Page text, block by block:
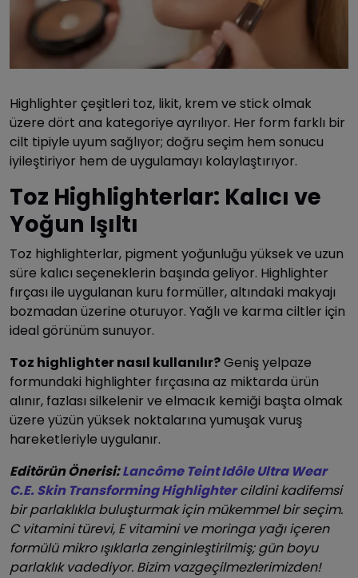
Highlighter çeşitleri toz, likit, krem ve stick olmak
üzere dört ana kategoriye ayrılıyor. Her form farklı bir
cilt tipiyle uyum sağlıyor; doğru seçim hem sonucu
iyileştiriyor hem de uygulamayı kolaylaştırıyor.
Toz Highlighterlar: Kalıcı ve
Yoğun Işıltı
Toz highlighterlar, pigment yoğunluğu yüksek ve uzun
süre kalıcı seçeneklerin başında geliyor. Highlighter
fırçası ile uygulanan kuru formüller, altındaki makyajı
bozmadan üzerine oturuyor. Yağlı ve karma ciltler için
ideal görünüm sunuyor.
Toz highlighter nasıl kullanılır?Geniş yelpaze
formundaki highlighter fırçasına az miktarda ürün
alınır, fazlası silkelenir ve elmacık kemiği başta olmak
üzere yüzün yüksek noktalarına yumuşak vuruş
hareketleriyle uygulanır.
Editörün Önerisi:Lancôme Teint Idôle Ultra Wear
C.E. Skin Transforming Highlightercildini kadifemsi
bir parlaklıkla buluşturmak için mükemmel bir seçim.
C vitamini türevi, E vitamini ve moringa yağı içeren
formülü mikro ışıklarla zenginleştirilmiş; gün boyu
parlaklık vadediyor. Bizim vazgeçilmezlerimizden!